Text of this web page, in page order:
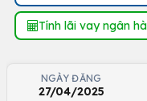
Tính lãi vay ngân
NGÀY ĐĂNG
27/04/2025